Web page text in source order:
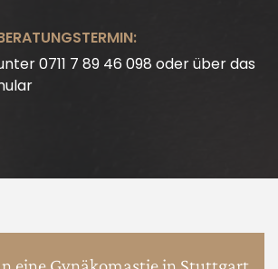
0711 7 89 46 098 oder über das